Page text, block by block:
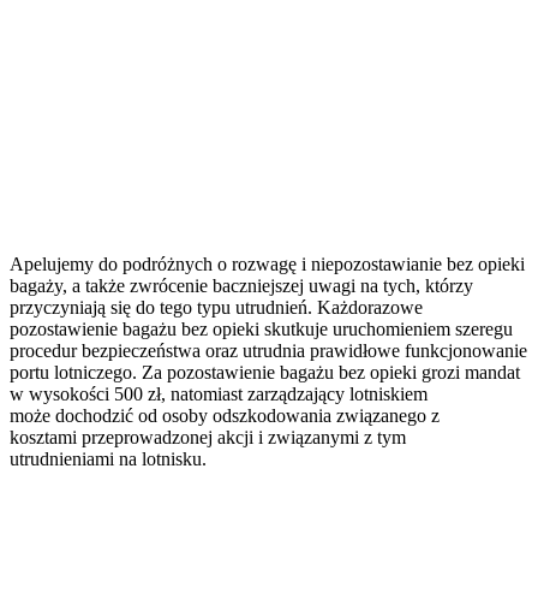
Apelujemy do podróżnych o rozwagę i niepozostawianie bez opieki
bagaży, a także zwrócenie baczniejszej uwagi na tych, którzy
przyczyniają się do tego typu utrudnień. Każdorazowe
pozostawienie bagażu bez opieki skutkuje uruchomieniem szeregu
procedur bezpieczeństwa oraz utrudnia prawidłowe funkcjonowanie
portu lotniczego. Za pozostawienie bagażu bez opieki grozi mandat
w wysokości 500 zł, natomiast zarządzający lotniskiem
może dochodzić od osoby odszkodowania związanego z
kosztami przeprowadzonej akcji i związanymi z tym
utrudnieniami na lotnisku.